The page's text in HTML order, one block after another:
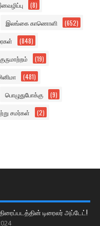
(8)
இலங்கை காணொளி (652)
(848)
குருமாற்றம் (19)
(481)
பொழுதுபோக்கு (9)
சமர்கள் (2)
டிரைலர் அப்டேட்!